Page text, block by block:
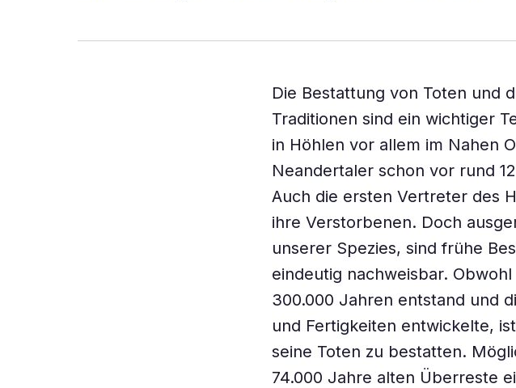
Die Bestattung von Toten und
Traditionen sind ein wichtiger
in Höhlen vor allem im Nahen
Neandertaler schon vor rund
Auch die ersten Vertreter des
ihre Verstorbenen. Doch
unserer Spezies, sind frühe
eindeutig nachweisbar.
300.000 Jahren entstand und
und Fertigkeiten entwickelte,
seine Toten zu bestatten.
74.000 Jahre alten Überreste